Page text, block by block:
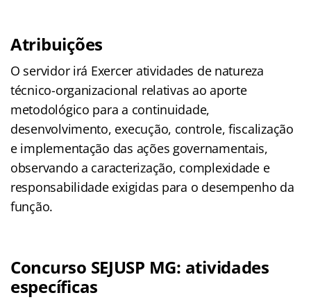
Atribuições
O servidor irá Exercer atividades de natureza
técnico-organizacional relativas ao aporte
metodológico para a continuidade,
desenvolvimento, execução, controle, fiscalização
e implementação das ações governamentais,
observando a caracterização, complexidade e
responsabilidade exigidas para o desempenho da
função.
Concurso SEJUSP MG: atividades
específicas